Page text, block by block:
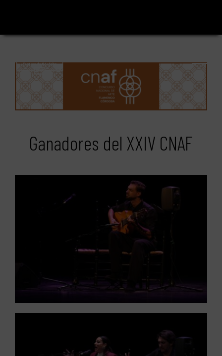
contenido
Ganadores del XXIV CNAF